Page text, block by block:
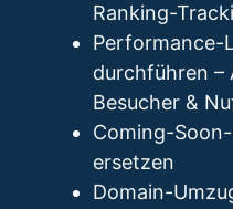
Ranking-
Performance-
durchführen –
Besucher &
Coming-
ersetzen
Domain-